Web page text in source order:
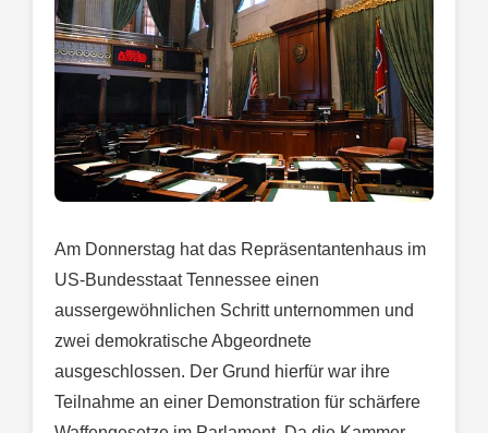
Am Donnerstag hat das Repräsentantenhaus im
US-Bundesstaat Tennessee einen
aussergewöhnlichen Schritt unternommen und
zwei demokratische Abgeordnete
ausgeschlossen. Der Grund hierfür war ihre
Teilnahme an einer Demonstration für schärfere